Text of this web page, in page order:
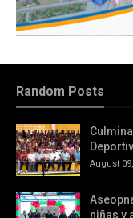
Random Posts
August
niñas y